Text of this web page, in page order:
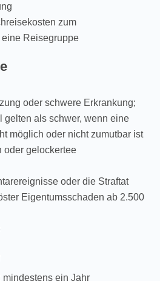
zum
Reisegruppe
oder schwere Erkrankung;
gelten als schwer, wenn eine
möglich oder nicht zumutbar ist
oder gelockertee
oder die Straftat
Eigentumsschaden ab 2.500
ein Jahr